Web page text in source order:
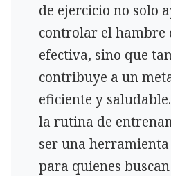
de ejercicio no solo
controlar el hambre
efectiva, sino que
contribuye a un
eficiente y
la rutina de
ser una
para quienes